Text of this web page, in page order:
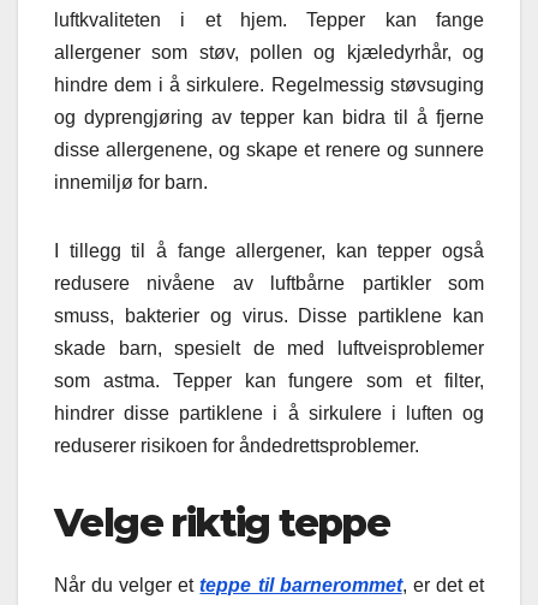
luftkvaliteten i et hjem. Tepper kan fange
allergener som støv, pollen og kjæledyrhår, og
hindre dem i å sirkulere. Regelmessig støvsuging
og dyprengjøring av tepper kan bidra til å fjerne
disse allergenene, og skape et renere og sunnere
innemiljø for barn.
I tillegg til å fange allergener, kan tepper også
redusere nivåene av luftbårne partikler som
smuss, bakterier og virus. Disse partiklene kan
skade barn, spesielt de med luftveisproblemer
som astma. Tepper kan fungere som et filter,
hindrer disse partiklene i å sirkulere i luften og
reduserer risikoen for åndedrettsproblemer.
Velge riktig teppe
Når du velger et teppe til barnerommet, er det et